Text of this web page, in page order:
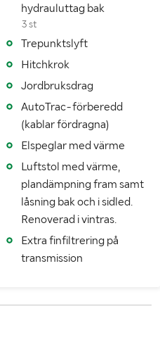
20061219
7200
hydrauluttag bak
3 st
Trepunktslyft
Hitchkrok
Jordbruksdrag
AutoTrac-förberedd
(kablar fördragna)
Elspeglar med värme
Luftstol med värme,
plandämpning fram samt
låsning bak och i sidled.
Renoverad i vintras.
Extra finfiltrering på
transmission